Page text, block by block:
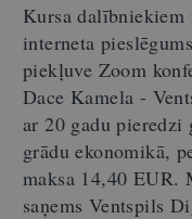
Kursa dalībniekiem
interneta
piekļuve Zoom
Dace Kamela -
ar 20 gadu pieredzi
grādu ekonomikā,
maksa 14,40 EUR.
saņems Ventspils